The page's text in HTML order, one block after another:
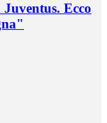
Ecco